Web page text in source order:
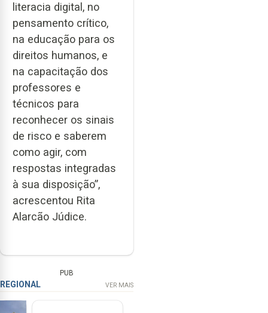
literacia digital, no
pensamento crítico,
na educação para os
direitos humanos, e
na capacitação dos
professores e
técnicos para
reconhecer os sinais
de risco e saberem
como agir, com
respostas integradas
à sua disposição”,
acrescentou Rita
Alarcão Júdice.
PUB
REGIONAL VER MAIS